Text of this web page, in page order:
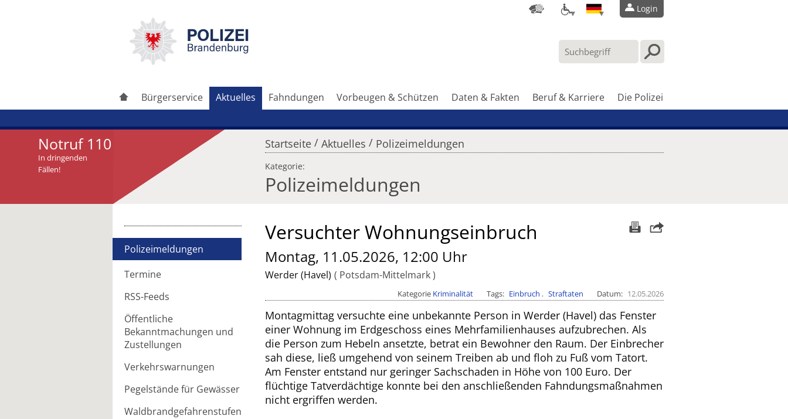
Login
Bürgerservice Aktuelles Fahndungen Vorbeugen & Schützen Daten & Fakten Beruf & Karriere Die Polizei
Notruf 110
In dringenden
Fällen!
Startseite / Aktuelles / Polizeimeldungen
Kategorie:
Polizeimeldungen
Polizeimeldungen
Termine
RSS-Feeds
Öffentliche
Bekanntmachungen und
Zustellungen
Verkehrswarnungen
Pegelstände für Gewässer
Waldbrandgefahrenstufen
Artikel weiterleiten Versuchter Wohnungseinbruch
Montag, 11.05.2026, 12:00 Uhr
Werder (Havel) Potsdam-Mittelmark
Kategorie Kriminalität Tags Einbruch Straftaten Datum 12.05.2026
Montagmittag versuchte eine unbekannte Person in Werder (Havel) das Fenster
einer Wohnung im Erdgeschoss eines Mehrfamilienhauses aufzubrechen. Als
die Person zum Hebeln ansetzte, betrat ein Bewohner den Raum. Der Einbrecher
sah diese, ließ umgehend von seinem Treiben ab und floh zu Fuß vom Tatort.
Am Fenster entstand nur geringer Sachschaden in Höhe von 100 Euro. Der
flüchtige Tatverdächtige konnte bei den anschließenden Fahndungsmaßnahmen
nicht ergriffen werden.